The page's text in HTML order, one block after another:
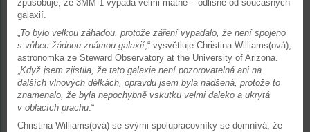
způsobuje, že 3MM-1 vypadá velmi matně – odlišně od současných
galaxií.
„To bylo velkou záhadou, protože záření vypadalo, že není spojeno
s vůbec žádnou známou galaxií,“ vysvětluje Christina Williams(ová),
astronomka ze Steward Observatory at the University of Arizona.
„Když jsem zjistila, že tato galaxie není pozorovatelná ani na
dalších vlnových délkách, opravdu jsem byla nadšená, protože to
znamenalo, že byla nepochybně vskutku velmi daleko a ukrytá
v oblacích prachu.“
Christina Williams(ová) se svými spolupracovníky se domnívá, že